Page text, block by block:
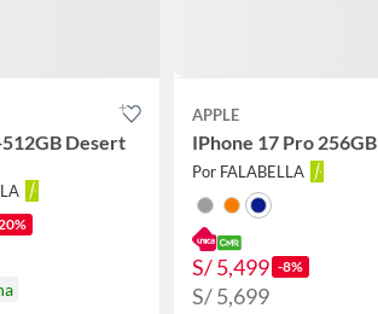
Desert
APPLE
IPhone 17 Pro 256GB
Por FALABELLA
S/ 5,499 -8%
S/ 5,699